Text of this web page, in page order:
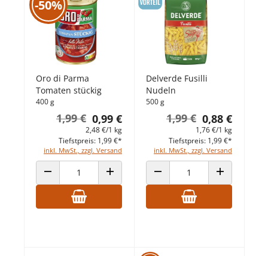
-50%
Oro di Parma
Tomaten stückig
400 g
0,99 €
1,99 €
2,48 €/1 kg
inkl. MwSt., zzgl. Versand
Tiefstpreis: 1,99 €*
ANZAHL VERRINGERNANZAHL ERHÖHEN
Delverde Fusilli
Nudeln
500 g
0,88 €
1,99 €
1,76 €/1 kg
inkl. MwSt., zzgl. Versand
Tiefstpreis: 1,99 €*
ANZAHL VERRINGERNANZAHL